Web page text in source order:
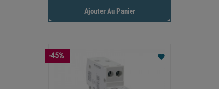
Ajouter Au Panier
favorite
-45%